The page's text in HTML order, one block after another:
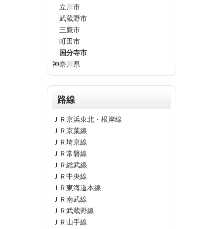
立川市
武蔵野市
三鷹市
町田市
国分寺市
神奈川県
路線
ＪＲ京浜東北・根岸線
ＪＲ京葉線
ＪＲ埼京線
ＪＲ常磐線
ＪＲ総武線
ＪＲ中央線
ＪＲ東海道本線
ＪＲ南武線
ＪＲ武蔵野線
ＪＲ山手線